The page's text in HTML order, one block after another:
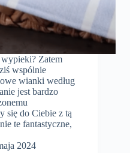
Zatem
wspólnie
wianki według
jest bardzo
się do Ciebie z tą
te fantastyczne,
2024